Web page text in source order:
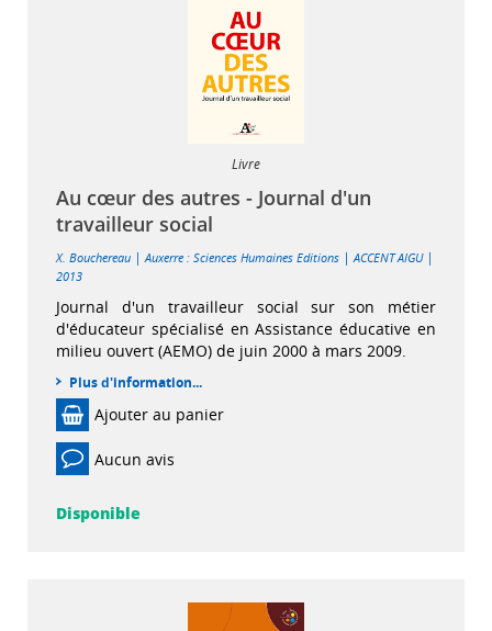
Livre
Au cœur des autres - Journal d'un
travailleur social
X. Bouchereau |Auxerre : Sciences Humaines Editions |ACCENT AIGU|
2013
Journal d'un travailleur social sur son métier
d'éducateur spécialisé en Assistance éducative en
milieu ouvert (AEMO) de juin 2000 à mars 2009.
Plus d'information...
Ajouter au panier
Aucun avis
Disponible